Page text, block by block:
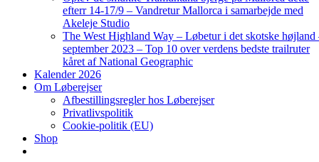
efterr 14-17/9 – Vandretur Mallorca i samarbejde med
Akeleje Studio
The West Highland Way – Løbetur i det skotske højland
september 2023 – Top 10 over verdens bedste trailruter
kåret af National Geographic
Kalender 2026
Om Løberejser
Afbestillingsregler hos Løberejser
Privatlivspolitik
Cookie-politik (EU)
Shop